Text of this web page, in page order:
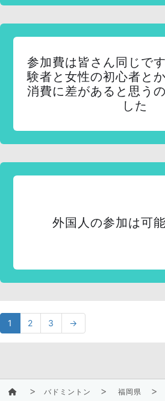
参加費は皆さん同じで
験者と女性の初心者と
消費に差があると思う
した
外国人の参加は可
1 2 3 →
バドミントン 福岡県